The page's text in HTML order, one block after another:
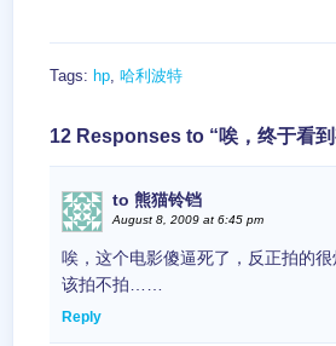
Tags: hp, 哈利波特
12 Responses to “唉，终于看
to 熊猫铃铛
August 8, 2009 at 6:45 pm
唉，这个电影傻逼死了，反正拍的
该拍不拍……
Reply